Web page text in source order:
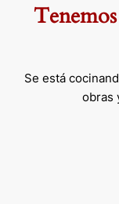
Se está
obras